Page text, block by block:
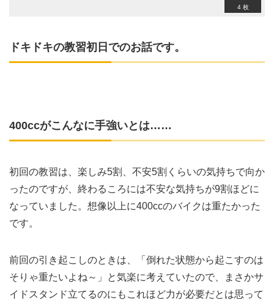
4 枚
ドキドキの教習初日でのお話です。
400ccがこんなに手強いとは……
初回の教習は、楽しみ5割、不安5割くらいの気持ちで向か
ったのですが、終わるころには不安な気持ちが9割ほどに
なっていました。想像以上に400ccのバイクは重たかった
です。
前回の引き起こしのときは、「倒れた状態から起こすのは
そりゃ重たいよね～」と気楽に考えていたので、まさかサ
イドスタンド立てるのにもこれほど力が必要だとは思って